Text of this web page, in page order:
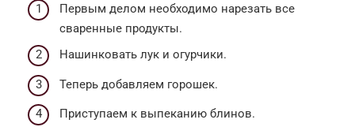
Первым делом необходимо нарезать все
сваренные продукты.
Нашинковать лук и огурчики.
Теперь добавляем горошек.
Приступаем к выпеканию блинов.